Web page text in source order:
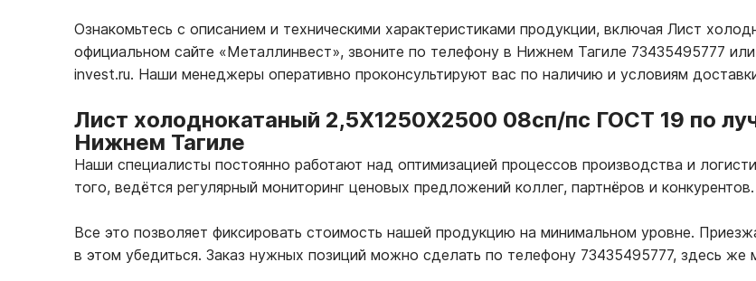
Ознакомьтесь с описанием и техническими характеристиками продукции, включая Лист
официальном сайте «Металлинвест», звоните по телефону в Нижнем Тагиле 73435495777
invest.ru. Наши менеджеры оперативно проконсультируют вас по наличию и условиям
Лист холоднокатаный 2,5Х1250Х2500 08сп/пс ГОСТ 19 по
Нижнем Тагиле
Наши специалисты постоянно работают над оптимизацией процессов производства и
того, ведётся регулярный мониторинг ценовых предложений коллег, партнёров и конкурентов.
Все это позволяет фиксировать стоимость нашей продукцию на минимальном уровне.
в этом убедиться. Заказ нужных позиций можно сделать по телефону 73435495777, здесь